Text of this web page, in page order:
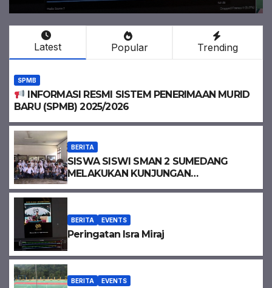
Latest Popular Trending
SPMB
INFORMASI RESMI SISTEM PENERIMAAN MURID
BARU (SPMB) 2025/2026
BERITA
SISWA SISWI SMAN 2 SUMEDANG
MELAKUKAN KUNJUNGAN
BERITA EVENTS
Peringatan Isra Miraj
BERITA EVENTS